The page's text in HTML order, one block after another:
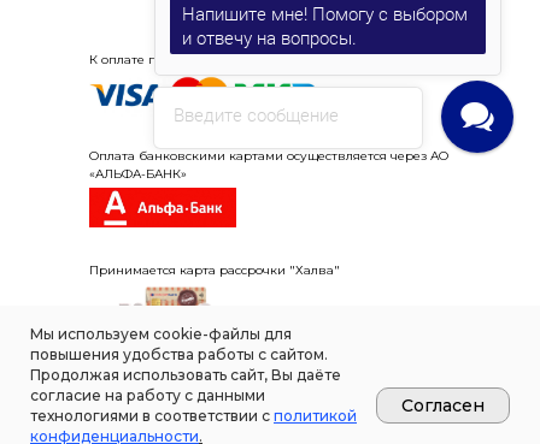
К оплате принимаются карты VISA, MasterCard, «Мир».
Оплата банковскими картами осуществляется через АО
«АЛЬФА-БАНК»
Вся представленная на сайте информация носит
информационный характер и ни при каких условиях не
является публичной офертой, определяемой положениями
Статьи 437(2) Гражданского кодекса РФ.
Парк-отель "Лазурный берег на Оке" не несет
Принимается карта рассрочки "Халва"
Мы используем cookie-файлы для
повышения удобства работы с сайтом.
Продолжая использовать сайт, Вы даёте
согласие на работу с данными
технологиями в соответствии с политикой
конфиденциальности.
Согласен
Введите сообщение
Напишите мне! Помогу с выбором
и отвечу на вопросы.